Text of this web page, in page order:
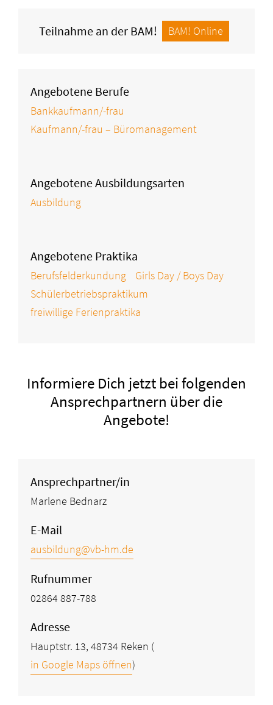
Teilnahme an der BAM! BAM! Online
Angebotene Berufe
Bankkaufmann/-frau
Kaufmann/-frau – Büromanagement
Angebotene Ausbildungsarten
Ausbildung
Angebotene Praktika
Berufsfelderkundung
Girls Day / Boys Day
Schülerbetriebspraktikum
freiwillige Ferienpraktika
Informiere Dich jetzt bei folgenden
Ansprechpartnern über die
Angebote!
Ansprechpartner/in
Marlene Bednarz
E-Mail
ausbildung@vb-hm.de
Rufnummer
02864 887-788
Adresse
Hauptstr. 13, 48734 Reken (
in Google Maps öffnen)